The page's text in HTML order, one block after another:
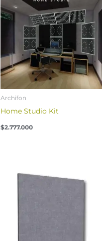
Archifon
Home Studio Kit
$2.777.000